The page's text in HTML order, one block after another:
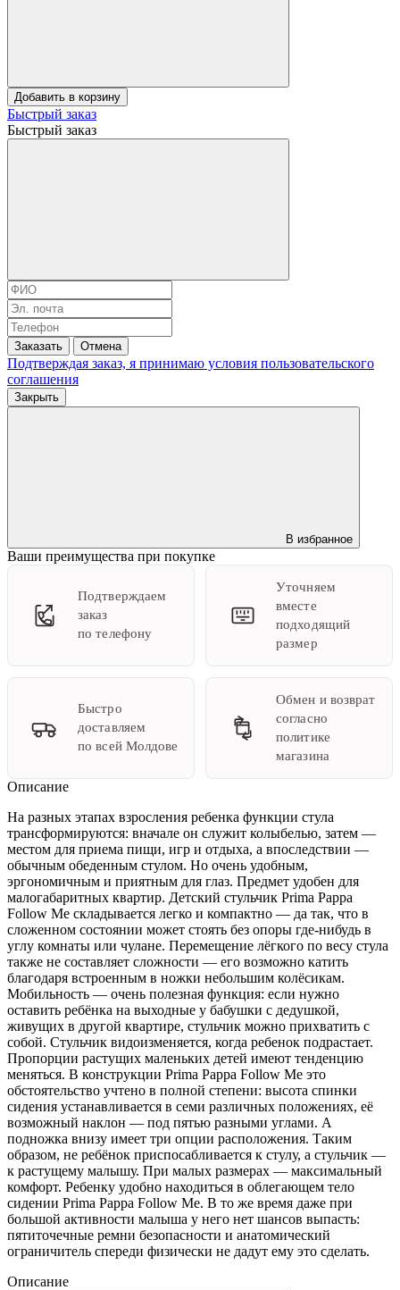
Добавить в корзину
Быстрый заказ
Быстрый заказ
Заказать Отмена
Подтверждая заказ, я принимаю условия пользовательского
соглашения
Закрыть
В избранное
Ваши преимущества при покупке
Подтверждаем
заказ
по телефону
Уточняем
вместе
подходящий
размер
Быстро
доставляем
по всей Молдове
Обмен и возврат
согласно
политике
магазина
Описание
На разных этапах взросления ребенка функции стула
трансформируются: вначале он служит колыбелью, затем —
местом для приема пищи, игр и отдыха, а впоследствии —
обычным обеденным стулом. Но очень удобным,
эргономичным и приятным для глаз. Предмет удобен для
малогабаритных квартир. Детский стульчик Prima Pappa
Follow Me складывается легко и компактно — да так, что в
сложенном состоянии может стоять без опоры где-нибудь в
углу комнаты или чулане. Перемещение лёгкого по весу стула
также не составляет сложности — его возможно катить
благодаря встроенным в ножки небольшим колёсикам.
Мобильность — очень полезная функция: если нужно
оставить ребёнка на выходные у бабушки с дедушкой,
живущих в другой квартире, стульчик можно прихватить с
собой. Стульчик видоизменяется, когда ребенок подрастает.
Пропорции растущих маленьких детей имеют тенденцию
меняться. В конструкции Prima Pappa Follow Me это
обстоятельство учтено в полной степени: высота спинки
сидения устанавливается в семи различных положениях, её
возможный наклон — под пятью разными углами. А
подножка внизу имеет три опции расположения. Таким
образом, не ребёнок приспосабливается к стулу, а стульчик —
к растущему малышу. При малых размерах — максимальный
комфорт. Ребенку удобно находиться в облегающем тело
сидении Prima Pappa Follow Me. В то же время даже при
большой активности малыша у него нет шансов выпасть:
пятиточечные ремни безопасности и анатомический
ограничитель спереди физически не дадут ему это сделать.
Описание